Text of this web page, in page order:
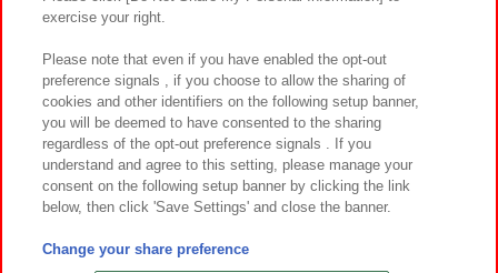
お取引先さまとともに
カスタマーハラスメント対応方針 よくあるご質問・お問い合わせ
©Bandai Namco Amusement Inc.
©Bandai Namco Amusement Lab Inc.
exercise your right.
Please note that even if you have enabled the opt-out
preference signals , if you choose to allow the sharing of
cookies and other identifiers on the following setup banner,
you will be deemed to have consented to the sharing
regardless of the opt-out preference signals . If you
understand and agree to this setting, please manage your
consent on the following setup banner by clicking the link
below, then click 'Save Settings' and close the banner.
Change your share preference